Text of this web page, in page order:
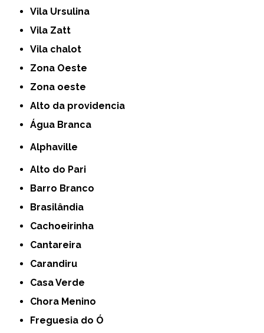
Vila Ursulina
Vila Zatt
Vila chalot
Zona Oeste
Zona oeste
alto da providencia
Água Branca
Alphaville
Alto do Pari
Barro Branco
Brasilândia
Cachoeirinha
Cantareira
Carandiru
Casa Verde
Chora Menino
Freguesia do Ó